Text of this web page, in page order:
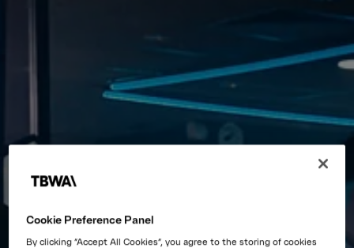
Contact
Cookie Preference Panel
By clicking “Accept All Cookies”, you agree to the storing of cookies